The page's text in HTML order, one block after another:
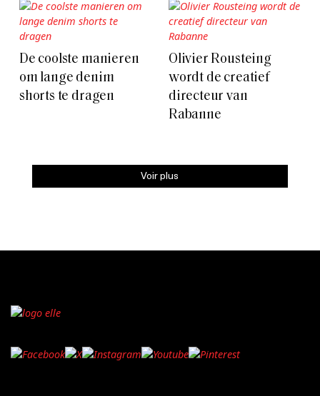
De coolste manieren
om lange denim
shorts te dragen
Olivier Rousteing
wordt de creatief
directeur van
Rabanne
Voir plus